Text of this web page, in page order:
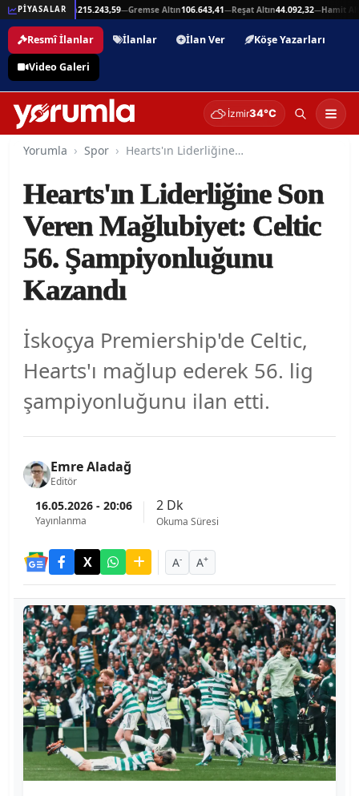
PİYASALAR
—Beşli Altın 215.243,59—Gremse Altın106.643,41—Reşat Altın44.092,32—Hamit
Resmî İlanlar İlanlar İlan Ver
Köşe Yazarları
Video Galeri
İzmir34°C
Yorumla Spor Hearts'ın Liderliğine Son Veren Mağlubiyet: Celtic 56. Şampiyonluğunu Kazandı
Hearts'ın Liderliğine Son
Veren Mağlubiyet: Celtic
56. Şampiyonluğunu
Kazandı
İskoçya Premiership'de Celtic,
Hearts'ı mağlup ederek 56. lig
şampiyonluğunu ilan etti.
Emre Aladağ
Editör
16.05.2026 - 20:06
Yayınlanma
2 Dk
Okuma Süresi
A- A+